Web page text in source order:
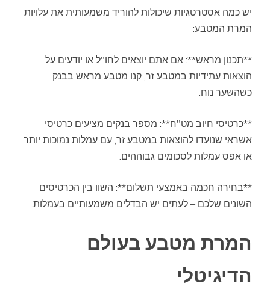
יש כמה אסטרטגיות שיכולות להוריד משמעותית את עלויות
המרת המטבע:
**תכנון מראש**: אם אתם יוצאים לחו"ל או יודעים על
הוצאות עתידיות במטבע זר, קנו מטבע מראש בבנק
כשהשער נוח.
**כרטיסי חיוב מט"ח**: מספר בנקים מציעים כרטיסי
אשראי שנועדו להוצאות במטבע זר, עם עמלות נמוכות יותר
או אפס עמלות לסכומים גבוההים.
**בחירה חכמה באמצעי תשלום**: השוו בין הכרטיסים
השונים שלכם – לעתים יש הבדלים משמעותיים בעמלות.
המרת מטבע בעולם
הדיגיטלי